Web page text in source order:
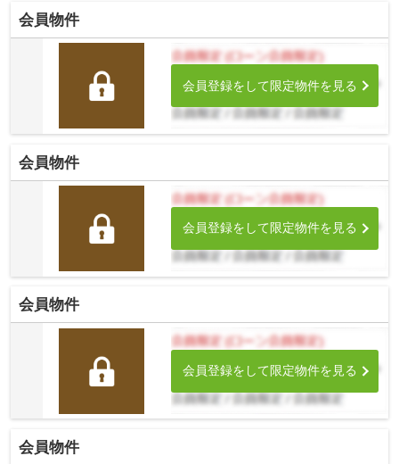
会員物件
会員登録をして限定物件を見る
会員物件
会員登録をして限定物件を見る
会員物件
会員登録をして限定物件を見る
会員物件